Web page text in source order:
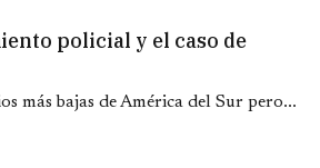
policial y el caso de
más bajas de América del Sur pero...